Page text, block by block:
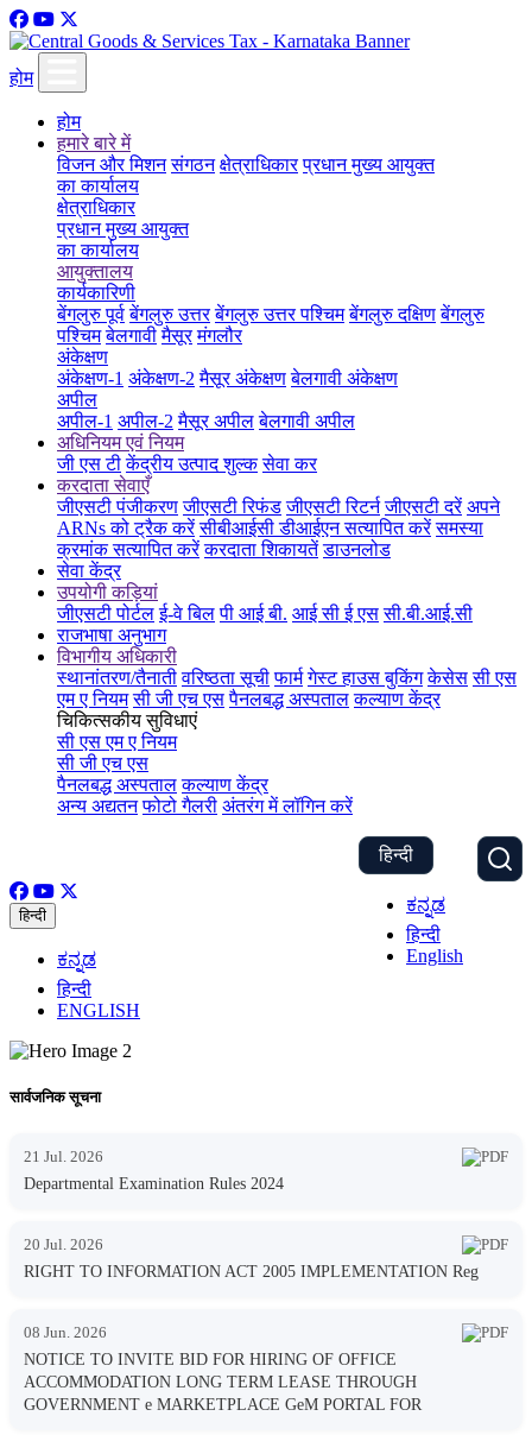
होम
होम
हमारे बारे में
विजन और मिशन संगठन क्षेत्राधिकार प्रधान मुख्य आयुक्त
का कार्यालय
क्षेत्राधिकार
प्रधान मुख्य आयुक्त
का कार्यालय
आयुक्तालय
कार्यकारिणी
बेंगलुरु पूर्व बेंगलुरु उत्तर बेंगलुरु उत्तर पश्चिम बेंगलुरु दक्षिण बेंगलुरु
पश्चिम बेलगावी मैसूर मंगलौर
अंकेक्षण
अंकेक्षण-1 अंकेक्षण-2 मैसूर अंकेक्षण बेलगावी अंकेक्षण
अपील
अपील-1 अपील-2 मैसूर अपील बेलगावी अपील
अधिनियम एवं नियम
जी एस टी केंद्रीय उत्पाद शुल्क सेवा कर
करदाता सेवाएँ
जीएसटी पंजीकरण जीएसटी रिफंड जीएसटी रिटर्न जीएसटी दरें अपने
ARNs को ट्रैक करें सीबीआईसी डीआईएन सत्यापित करें समस्या
क्रमांक सत्यापित करें करदाता शिकायतें डाउनलोड
सेवा केंद्र
उपयोगी कड़ियां
जीएसटी पोर्टल ई-वे बिल पी आई बी. आई सी ई एस सी.बी.आई.सी
राजभाषा अनुभाग
विभागीय अधिकारी
स्थानांतरण/तैनाती वरिष्ठता सूची फार्म गेस्ट हाउस बुकिंग केसेस सी एस
एम ए नियम सी जी एच एस पैनलबद्ध अस्पताल कल्याण केंद्र
चिकित्सकीय सुविधाएं
सी एस एम ए नियम
सी जी एच एस
पैनलबद्ध अस्पताल कल्याण केंद्र
अन्य अद्यतन फोटो गैलरी अंतरंग में लॉगिन करें
हिन्दी
ಕನ್ನಡ
हिन्दी
English
हिन्दी
ಕನ್ನಡ
हिन्दी
ENGLISH
सार्वजनिक सूचना
21 Jul. 2026
Departmental Examination Rules 2024
20 Jul. 2026
RIGHT TO INFORMATION ACT 2005 IMPLEMENTATION Reg
08 Jun. 2026
NOTICE TO INVITE BID FOR HIRING OF OFFICE
ACCOMMODATION LONG TERM LEASE THROUGH
GOVERNMENT e MARKETPLACE GeM PORTAL FOR